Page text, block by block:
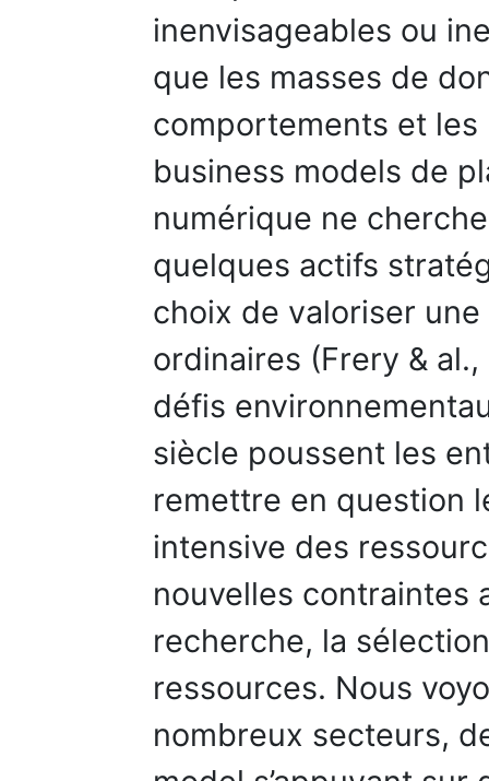
inenvisageables ou
que les masses de
comportements et
business models de
numérique ne
quelques actifs
choix de valoriser
ordinaires (Frery & al.,
défis
siècle poussent les
remettre en question
intensive des
nouvelles contraintes
recherche, la
ressources. Nous
nombreux secteurs,